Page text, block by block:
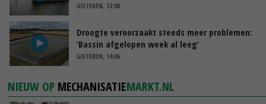
GISTEREN, 12:00
Droogte veroorzaakt steeds meer problemen:
‘Bassin afgelopen week al leeg’
GISTEREN, 14:06
NIEUW OP MECHANISATIEMARKT.NL